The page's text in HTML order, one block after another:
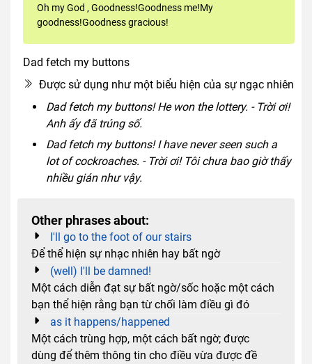
Oh my God , Goodness!Goodness me!My
goodness!Goodness gracious!
Dad fetch my buttons
Được sử dụng như một biểu hiện của sự ngạc nhiên
Dad fetch my buttons! He won the lottery. - Trời ơi!
Anh ấy đã trúng số.
Dad fetch my buttons! I have never seen such a
lot of cockroaches. - Trời ơi! Tôi chưa bao giờ thấy
nhiều gián như vậy.
Other phrases about:
I'll go to the foot of our stairs
Để thể hiện sự nhạc nhiên hay bất ngờ
(well) I'll be damned!
Một cách diễn đạt sự bất ngờ/sốc hoặc một cách
bạn thể hiện rằng bạn từ chối làm điều gì đó
as it happens/happened
Một cách trùng hợp, một cách bất ngờ; được
dùng để thêm thông tin cho điều vừa được đề